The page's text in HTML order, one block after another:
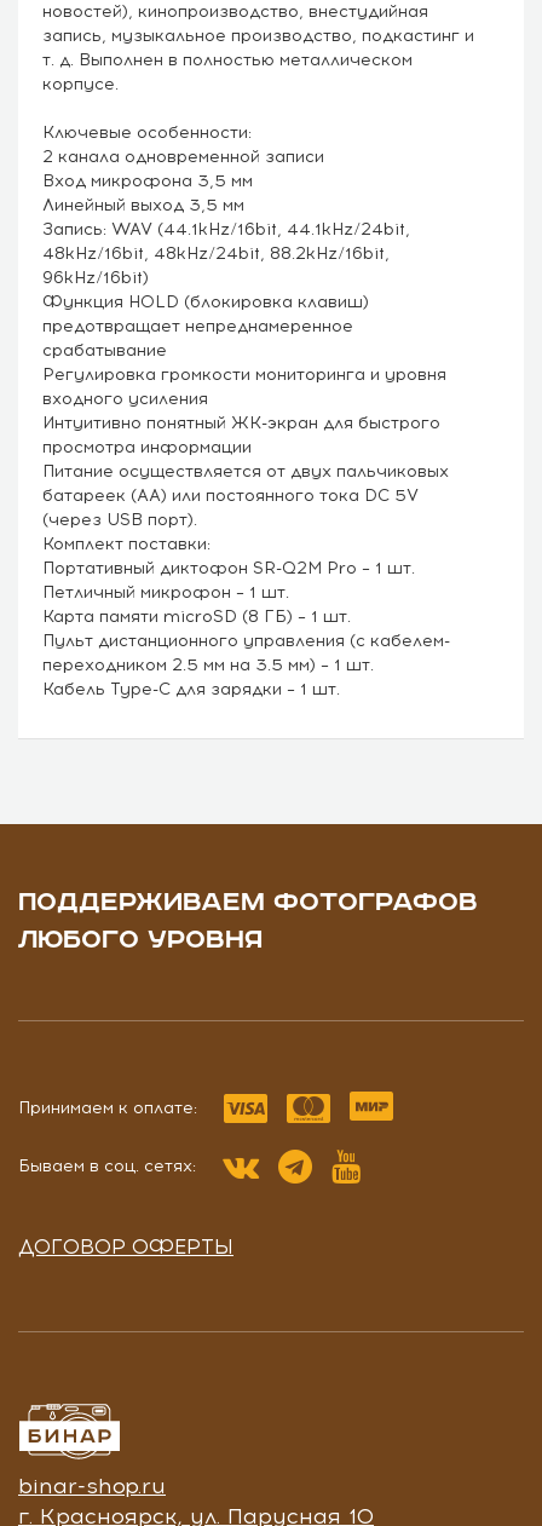
новостей), кинопроизводство, внестудийная
запись, музыкальное производство, подкастинг и
т. д. Выполнен в полностью металлическом
корпусе.
Ключевые особенности:
2 канала одновременной записи
Вход микрофона 3,5 мм
Линейный выход 3,5 мм
Запись: WAV (44.1kHz/16bit, 44.1kHz/24bit,
48kHz/16bit, 48kHz/24bit, 88.2kHz/16bit,
96kHz/16bit)
Функция HOLD (блокировка клавиш)
предотвращает непреднамеренное
срабатывание
Регулировка громкости мониторинга и уровня
входного усиления
Интуитивно понятный ЖК-экран для быстрого
просмотра информации
Питание осуществляется от двух пальчиковых
батареек (АА) или постоянного тока DC 5V
(через USB порт).
Комплект поставки:
Портативный диктофон SR-Q2M Pro – 1 шт.
Петличный микрофон – 1 шт.
Карта памяти microSD (8 ГБ) – 1 шт.
Пульт дистанционного управления (с кабелем-
переходником 2.5 мм на 3.5 мм) – 1 шт.
Кабель Type-C для зарядки – 1 шт.
ПОДДЕРЖИВАЕМ ФОТОГРАФОВ
ЛЮБОГО УРОВНЯ
Принимаем к оплате:
Бываем в соц. сетях:
ДОГОВОР ОФЕРТЫ
binar-shop.ru
г. Красноярск, ул. Парусная 10